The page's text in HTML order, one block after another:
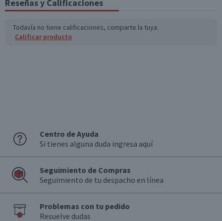
Reseñas y Calificaciones
Todavía no tiene calificaciones, comparte la tuya.
Calificar producto
Centro de Ayuda
Si tienes alguna duda ingresa aquí
Seguimiento de Compras
Seguimiento de tu despacho en línea
Problemas con tu pedido
Resuelve dudas